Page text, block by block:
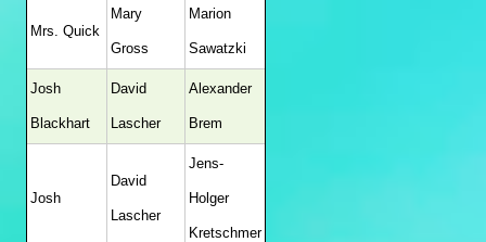
Mrs. Quick
Mary
Gross
Marion
Sawatzki
Josh
Blackhart
David
Lascher
Alexander
Brem
Josh
David
Lascher
Jens-
Holger
Kretschmer